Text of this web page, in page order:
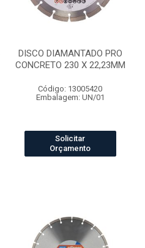
DISCO DIAMANTADO PRO
CONCRETO 230 X 22,23MM
Código: 13005420
Embalagem: UN/01
Solicitar
Orçamento